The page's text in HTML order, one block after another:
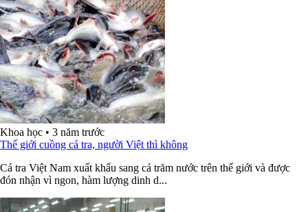
Khoa học • 3 năm trước
Thế giới cuồng cá tra, người Việt thì không
Cá tra Việt Nam xuất khẩu sang cả trăm nước trên thế giới và được
đón nhận vì ngon, hàm lượng dinh d...